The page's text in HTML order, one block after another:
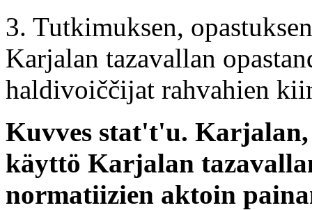
3. Tutkimuksen,
Karjalan tazavallan
haldivoiččijat rahvahien
Kuvves stat't'u. Karjalan,
käyttö Karjalan
normatiizien aktoin